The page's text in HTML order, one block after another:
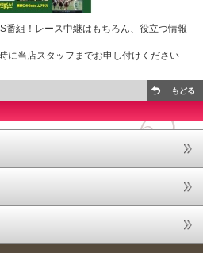
番組！レース中継はもちろん、役立つ情報
に当店スタッフまでお申し付けください
もどる